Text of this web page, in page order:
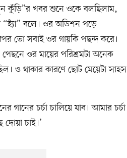
কুঁড়ি”র খবর শুনে ওকে বলছিলাম,
“হ্যাঁ” বলে। ওর অডিশন পড়ে
তো সবাই ওর গায়কি পছন্দ করে।
ওর মায়ের পরিশ্রমটা অনেক
ও থাকার কারণে ছোট মেয়েটা সাহস
গানের চর্চা চালিয়ে যাব। আমার চর্চা
চাই।’